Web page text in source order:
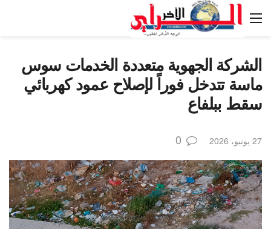
الشركة الجهوية متعددة الخدمات سوس
ماسة تتدخل فوراً لإصلاح عمود كهربائي
سقط ببلفاع
27 يونيو، 2026 0